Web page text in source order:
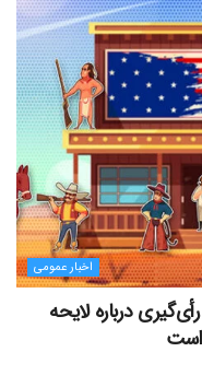
اخبار عمومی
درباره لایحه